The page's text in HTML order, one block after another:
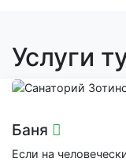
Услуги
Баня
Если на